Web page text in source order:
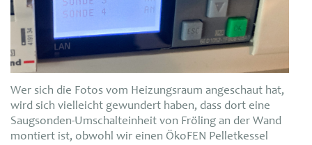
Wer sich die Fotos vom Heizungsraum angeschaut hat,
wird sich vielleicht gewundert haben, dass dort eine
Saugsonden-Umschalteinheit von Fröling an der Wand
montiert ist, obwohl wir einen ÖkoFEN Pelletkessel